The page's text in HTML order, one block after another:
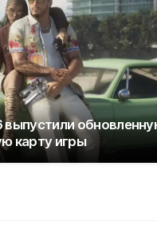
выпустили
карту игры